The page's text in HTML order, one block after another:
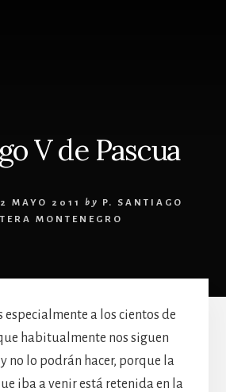
V de Pascua
MAYO 2011 by
P. SANTIAGO
MONTENEGRO
especialmente a los cientos de
habitualmente nos siguen
no lo podrán hacer, porque la
iba a venir está retenida en la